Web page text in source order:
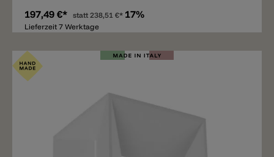
förmigen Fläche befindet sich die Wandhalterung.
Oben wie unten ist die Wandhalterung mit einem LED
der abgegebene Lichtstrahl breiter und intensiver. Die
LED Leuchte besteht aus CRISTALY®, einem leichten
und robusten Material, das mit Wandfarbe bemalt
werden kann.
197,49 €* statt238,51 €* 17%
Lieferzeit 7 Werktage